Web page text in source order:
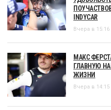
INDYCAR
Вчера в 15:16
МАКС
ГЛАВНУЮ
ЖИЗНИ
Вчера в 14:15